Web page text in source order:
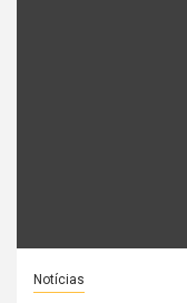
Notícias